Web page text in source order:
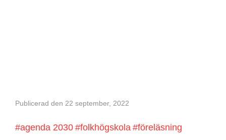
Publicerad den 22 september, 2022
agenda 2030 folkhögskola föreläsning